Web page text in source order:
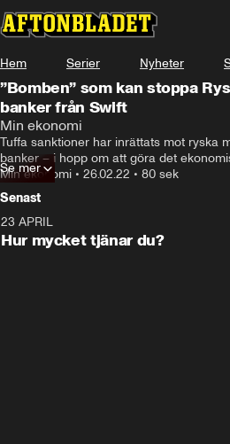
Hem Serier Nyheter
”Bomben” som kan stoppa
banker från Swift
Min ekonomi
Tuffa sanktioner har inrättats mot ryska
banker – i hopp om att göra det
fortsätta strida. Nu slår det hårdare mot
USA och Storbritannien kommit
utesluts från det internationella
Min ekonomi • 26.02.22 • 80 sek
Se mer
Senast
23 APRIL
Hur mycket tjänar du?